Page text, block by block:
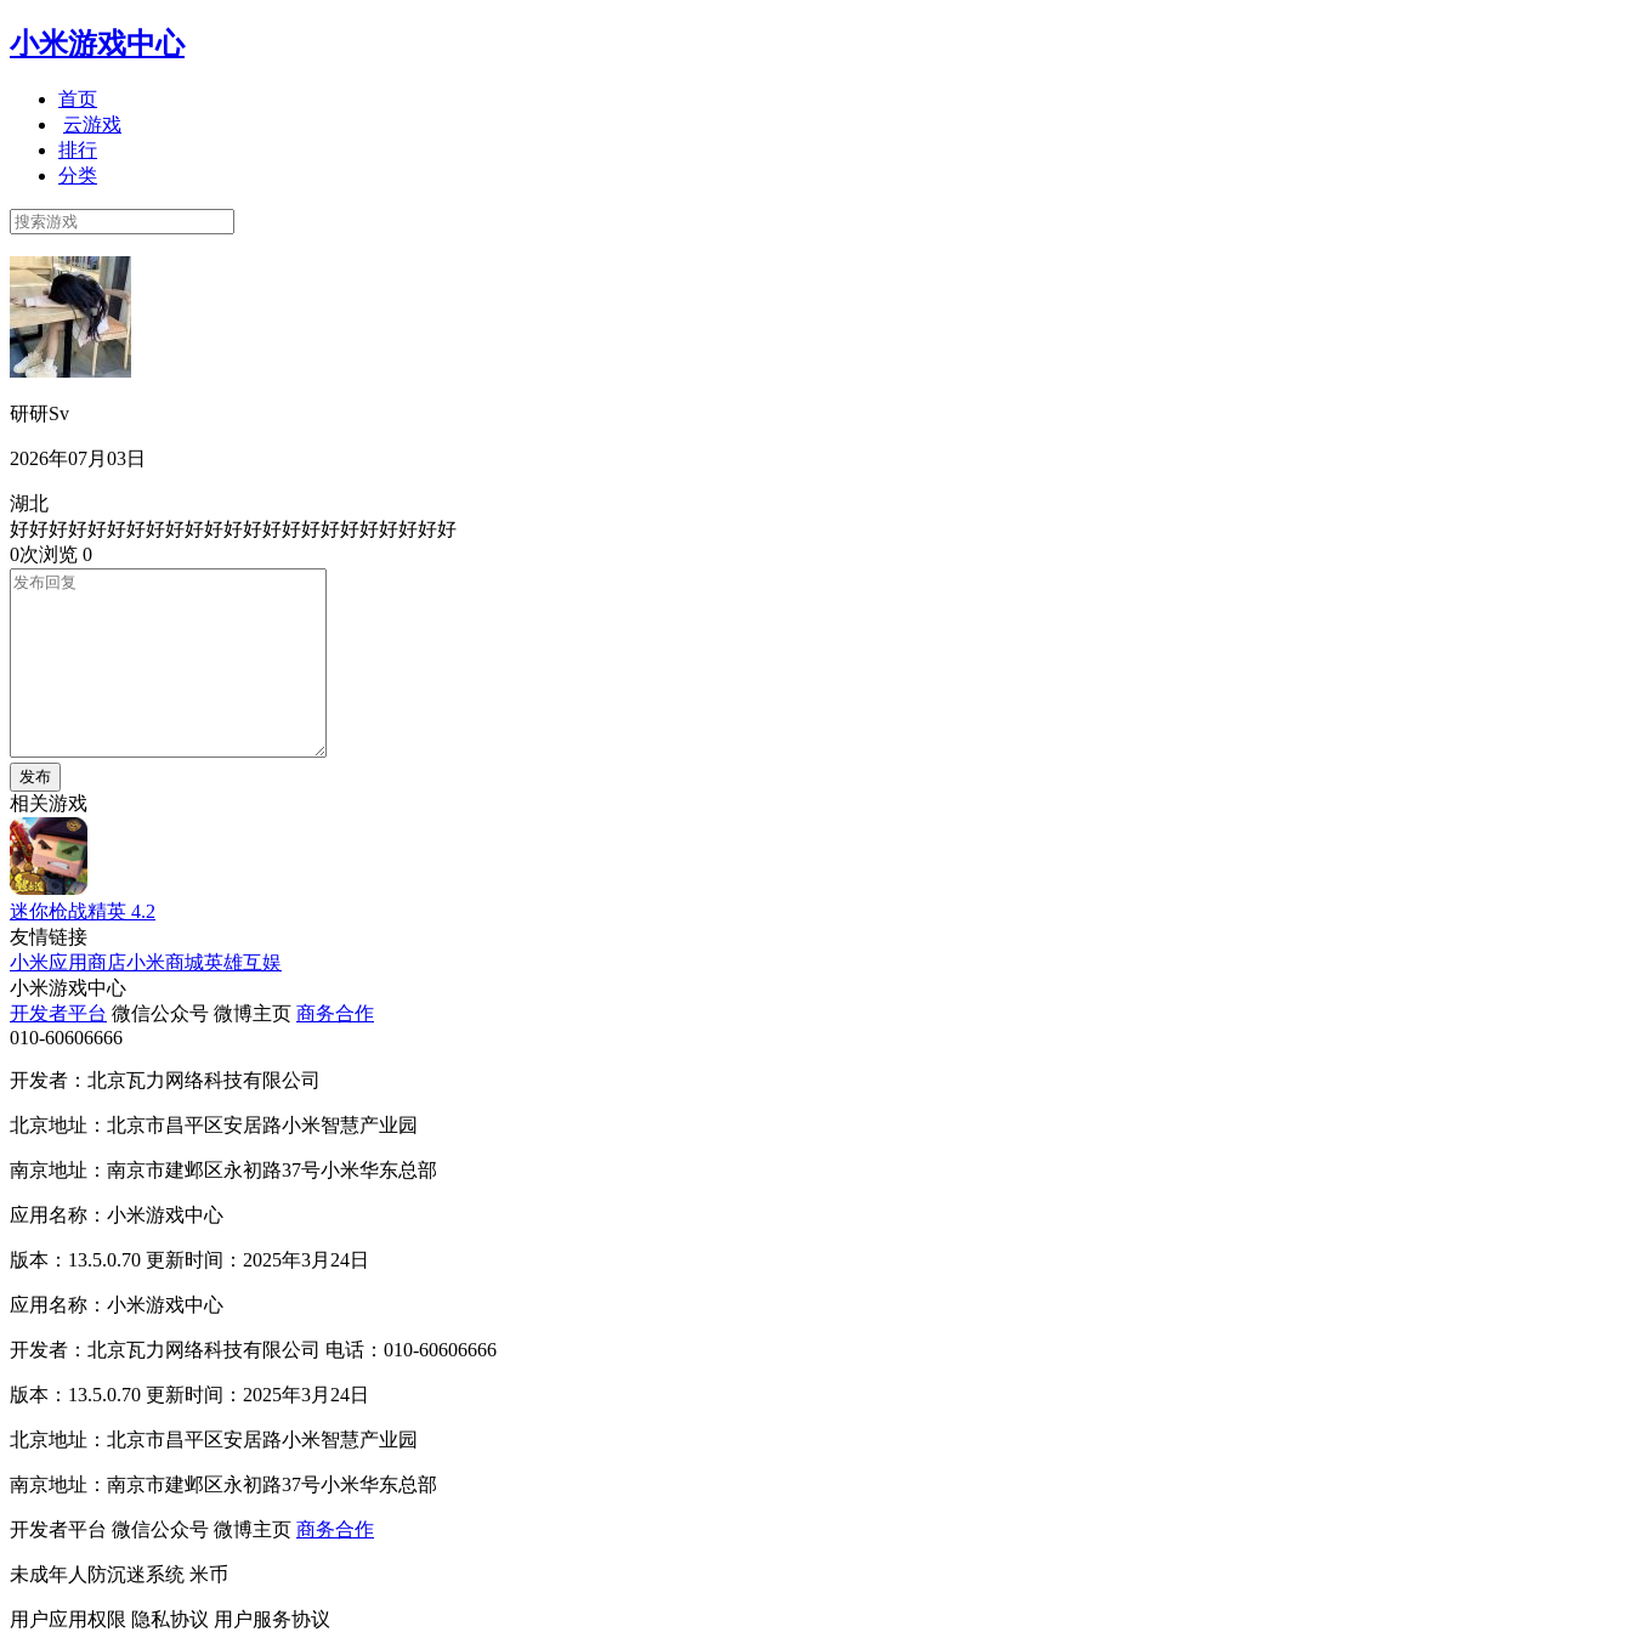
小米游戏中心
首页
云游戏
排行
分类
研研Sv
2026年07月03日
湖北
好好好好好好好好好好好好好好好好好好好好好好好
0次浏览 0
发布
相关游戏
迷你枪战精英 4.2
友情链接
小米应用商店小米商城英雄互娱
小米游戏中心
开发者平台 微信公众号 微博主页 商务合作
010-60606666
开发者：北京瓦力网络科技有限公司
北京地址：北京市昌平区安居路小米智慧产业园
南京地址：南京市建邺区永初路37号小米华东总部
应用名称：小米游戏中心
版本：13.5.0.70 更新时间：2025年3月24日
应用名称：小米游戏中心
开发者：北京瓦力网络科技有限公司 电话：010-60606666
版本：13.5.0.70 更新时间：2025年3月24日
北京地址：北京市昌平区安居路小米智慧产业园
南京地址：南京市建邺区永初路37号小米华东总部
开发者平台 微信公众号 微博主页 商务合作
未成年人防沉迷系统 米币
用户应用权限 隐私协议 用户服务协议